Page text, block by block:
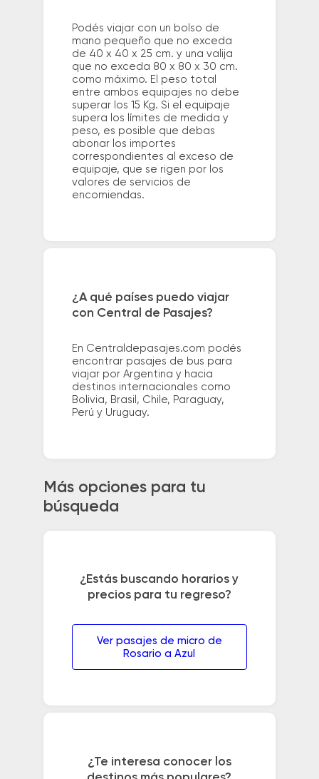
Podés viajar con un bolso de
mano pequeño que no exceda
de 40 x 40 x 25 cm. y una valija
que no exceda 80 x 80 x 30 cm.
como máximo. El peso total
entre ambos equipajes no debe
superar los 15 Kg. Si el equipaje
supera los límites de medida y
peso, es posible que debas
abonar los importes
correspondientes al exceso de
equipaje, que se rigen por los
valores de servicios de
encomiendas.
¿A qué países puedo viajar
con Central de Pasajes?
En Centraldepasajes.com podés
encontrar pasajes de bus para
viajar por Argentina y hacia
destinos internacionales como
Bolivia, Brasil, Chile, Paraguay,
Perú y Uruguay.
Más opciones para tu
búsqueda
¿Estás buscando horarios y
precios para tu regreso?
Ver pasajes de micro de
Rosario a Azul
¿Te interesa conocer los